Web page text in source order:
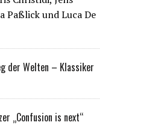
Paßlick und Luca De
der Welten – Klassiker
„Confusion is next“